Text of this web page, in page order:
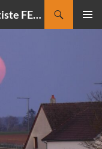
CIELMANIA : le blog de Jean-Baptiste FELDMANN, photographe du ciel